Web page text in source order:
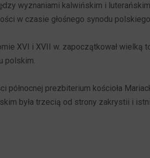
wyznaniami kalwińskim i
w czasie głośnego synodu
XVI i XVII w. zapoczątkował wielką
polskim.
północnej prezbiterium kościoła
była trzecią od strony zakrystii i